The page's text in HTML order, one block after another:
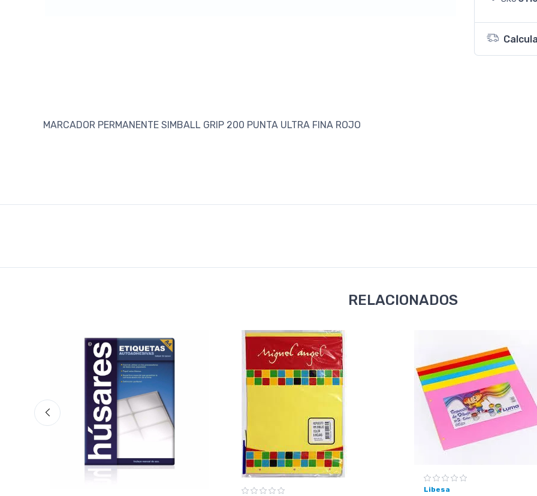
MARCADOR PERMANENTE SIMBALL GRIP 200 PUNTA ULTRA FINA ROJO
RELACIONADOS
Libesa